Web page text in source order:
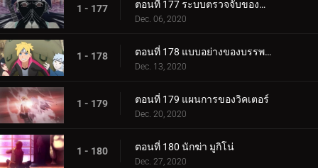
1 - 177 ตอนที่ 177 ระบบตรวจจับของกำแพงเหล็ก
Dec. 06, 2020
1 - 178 ตอนที่ 178 แบบอย่างของบรรพบุรุษของเรา
Dec. 13, 2020
1 - 179 ตอนที่ 179 แผนการของวิคเตอร์
Dec. 20, 2020
1 - 180 ตอนที่ 180 นักฆ่า มูกิโน่
Dec. 27, 2020